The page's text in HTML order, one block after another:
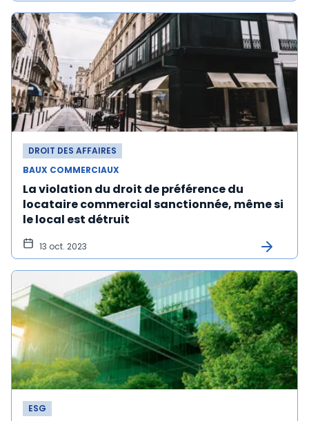
DROIT DES AFFAIRES
BAUX COMMERCIAUX
La violation du droit de préférence du
locataire commercial sanctionnée, même si
le local est détruit
13 oct. 2023
ESG